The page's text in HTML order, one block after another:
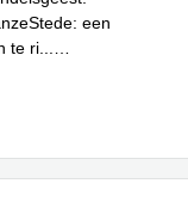
een
te ri